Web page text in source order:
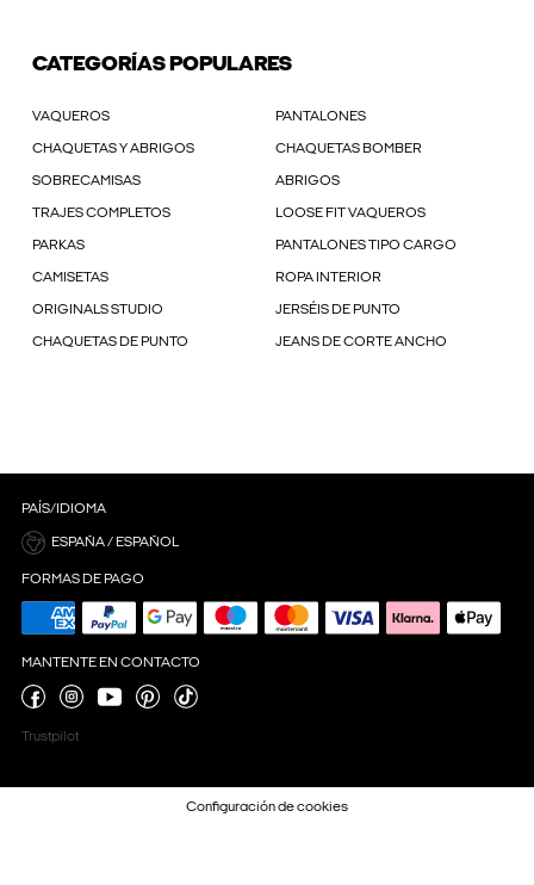
CATEGORÍAS POPULARES
VAQUEROS PANTALONES
CHAQUETAS Y ABRIGOS CHAQUETAS BOMBER
SOBRECAMISAS ABRIGOS
TRAJES COMPLETOS LOOSE FIT VAQUEROS
PARKAS PANTALONES TIPO CARGO
CAMISETAS ROPA INTERIOR
ORIGINALS STUDIO JERSÉIS DE PUNTO
CHAQUETAS DE PUNTO JEANS DE CORTE ANCHO
PAÍS/IDIOMA
ESPAÑA / ESPAÑOL
FORMAS DE PAGO
MANTENTE EN CONTACTO
Trustpilot
Configuración de cookies